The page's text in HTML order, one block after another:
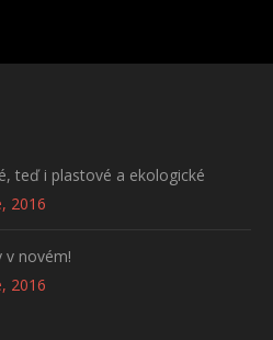
teď i plastové a ekologické
2016
v novém!
2016